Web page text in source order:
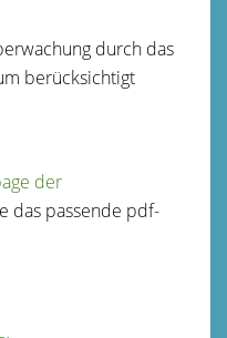
durch das
berücksichtigt
der
das passende pdf-